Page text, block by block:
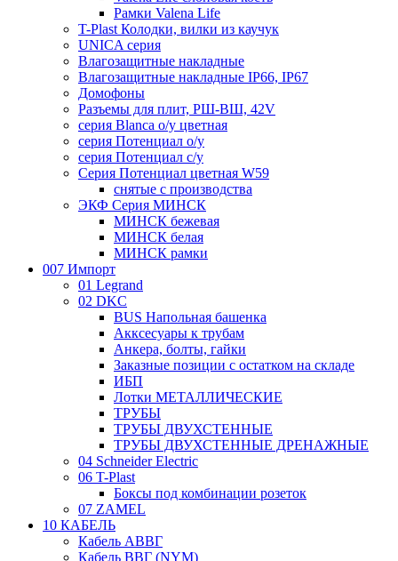
Рамки Valena Life
T-Plast Колодки, вилки из каучук
UNICA серия
Влагозащитные накладные
Влагозащитные накладные IP66, IP67
Домофоны
Разъемы для плит, РШ-ВШ, 42V
серия Blanca о/у цветная
серия Потенциал о/у
серия Потенциал с/у
Серия Потенциал цветная W59
снятые с производства
ЭКФ Серия МИНСК
МИНСК бежевая
МИНСК белая
МИНСК рамки
007 Импорт
01 Legrand
02 DKC
BUS Напольная башенка
Акксесуары к трубам
Анкера, болты, гайки
Заказные позиции с остатком на складе
ИБП
Лотки МЕТАЛЛИЧЕСКИЕ
ТРУБЫ
ТРУБЫ ДВУХСТЕННЫЕ
ТРУБЫ ДВУХСТЕННЫЕ ДРЕНАЖНЫЕ
04 Schneider Electric
06 T-Plast
Боксы под комбинации розеток
07 ZAMEL
10 КАБЕЛЬ
Кабель АВВГ
Кабель ВВГ (NYM)